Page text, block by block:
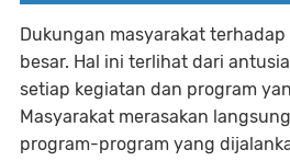
Dukungan masyarakat
besar. Hal ini terlihat dari
setiap kegiatan dan program
Masyarakat merasakan
program-program yang